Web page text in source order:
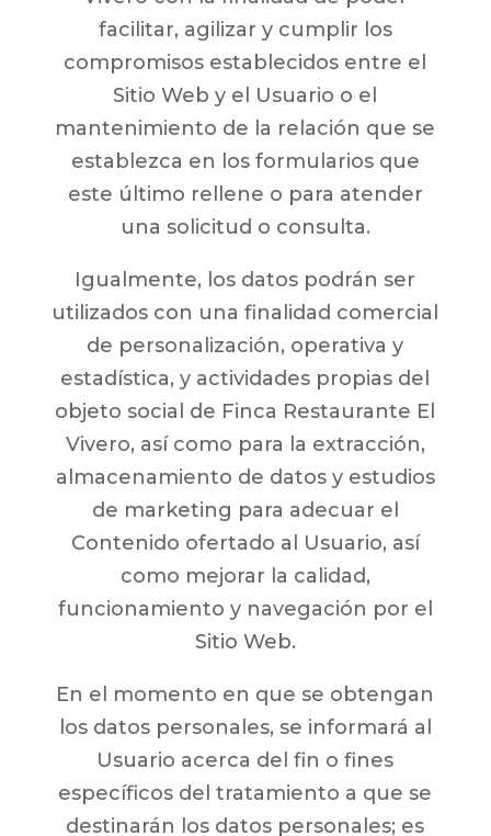
facilitar, agilizar y cumplir los
compromisos establecidos entre el
Sitio Web y el Usuario o el
mantenimiento de la relación que se
establezca en los formularios que
este último rellene o para atender
una solicitud o consulta.
Igualmente, los datos podrán ser
utilizados con una finalidad comercial
de personalización, operativa y
estadística, y actividades propias del
objeto social de Finca Restaurante El
Vivero, así como para la extracción,
almacenamiento de datos y estudios
de marketing para adecuar el
Contenido ofertado al Usuario, así
como mejorar la calidad,
funcionamiento y navegación por el
Sitio Web.
En el momento en que se obtengan
los datos personales, se informará al
Usuario acerca del fin o fines
específicos del tratamiento a que se
destinarán los datos personales; es